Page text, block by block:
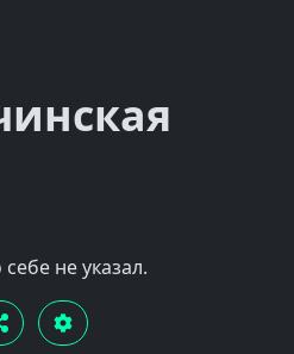
не указал.